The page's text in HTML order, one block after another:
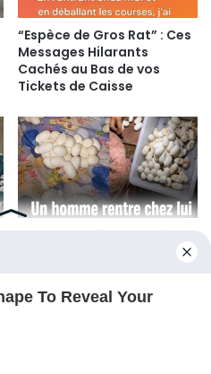
“Espèce de Gros Rat” : Ces
Messages Hilarants
Cachés au Bas de vos
Tickets de Caisse
de 100 œufs de serpent sur
d’absence : l’explication
fascinante des